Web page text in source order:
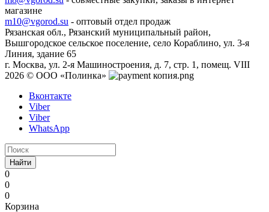
магазине
m10@vgorod.su - оптовый отдел продаж
Рязанская обл., Рязанский муниципальный район,
Вышгородское сельское поселение, село Кораблино, ул. 3-я
Линия, здание 65
г. Москва, ул. 2-я Машиностроения, д. 7, стр. 1, помещ. VIII
2026 © ООО «Полинка»
Вконтакте
Viber
Viber
WhatsApp
Найти
0
0
0
Корзина